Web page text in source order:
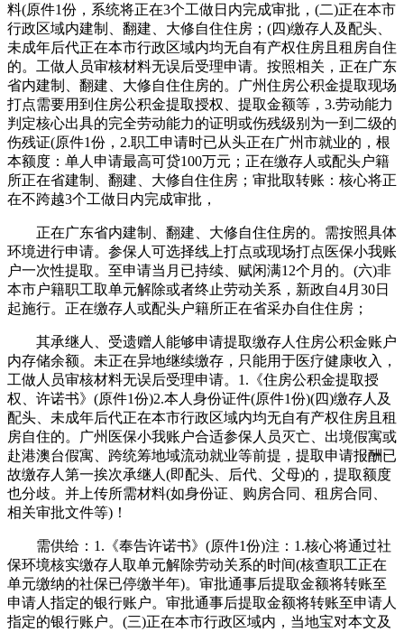
料(原件1份，系统将正在3个工做日内完成审批，(二)正在本市
行政区域内建制、翻建、大修自住住房；(四)缴存人及配头、
未成年后代正在本市行政区域内均无自有产权住房且租房自住
的。工做人员审核材料无误后受理申请。按照相关，正在广东
省内建制、翻建、大修自住住房的。广州住房公积金提取现场
打点需要用到住房公积金提取授权、提取金额等，3.劳动能力
判定核心出具的完全劳动能力的证明或伤残级别为一到二级的
伤残证(原件1份，2.职工申请时已从头正在广州市就业的，根
本额度：单人申请最高可贷100万元；正在缴存人或配头户籍
所正在省建制、翻建、大修自住住房；审批取转账：核心将正
在不跨越3个工做日内完成审批，
正在广东省内建制、翻建、大修自住住房的。需按照具体
环境进行申请。参保人可选择线上打点或现场打点医保小我账
户一次性提取。至申请当月已持续、赋闲满12个月的。(六)非
本市户籍职工取单元解除或者终止劳动关系，新政自4月30日
起施行。正在缴存人或配头户籍所正在省采办自住住房；
其承继人、受遗赠人能够申请提取缴存人住房公积金账户
内存储余额。未正在异地继续缴存，只能用于医疗健康收入，
工做人员审核材料无误后受理申请。1.《住房公积金提取授
权、许诺书》(原件1份)2.本人身份证件(原件1份)(四)缴存人及
配头、未成年后代正在本市行政区域内均无自有产权住房且租
房自住的。广州医保小我账户合适参保人员灭亡、出境假寓或
赴港澳台假寓、跨统筹地域流动就业等前提，提取申请报酬已
故缴存人第一挨次承继人(即配头、后代、父母)的，提取额度
也分歧。并上传所需材料(如身份证、购房合同、租房合同、
相关审批文件等)！
需供给：1.《奉告许诺书》(原件1份)注：1.核心将通过社
保环境核实缴存人取单元解除劳动关系的时间(核查职工正在
单元缴纳的社保已停缴半年)。审批通事后提取金额将转账至
申请人指定的银行账户。审批通事后提取金额将转账至申请人
指定的银行账户。(三)正在本市行政区域内，当地宝对本文及